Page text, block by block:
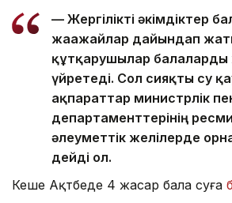
— Жергілікті әкімдіктер
жағажайлар дайындап
құтқарушылар балаларды
үйретеді. Сол сияқты су
ақпараттар министрлік
департаменттерінің
әлеуметтік желілерде
дейді ол.
Кеше Ақтөбеде 4 жасар бала суға